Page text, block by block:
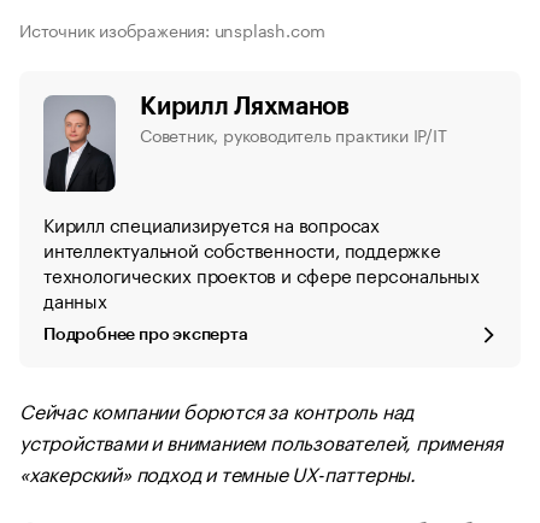
Источник изображения: unsplash.com
Кирилл Ляхманов
Советник, руководитель практики IP/IT
Кирилл специализируется на вопросах
интеллектуальной собственности, поддержке
технологических проектов и сфере персональных
данных
Подробнее про эксперта
Сейчас компании борются за контроль над
устройствами и вниманием пользователей, применяя
«‎хакерский» подход и темные UX-паттерны.